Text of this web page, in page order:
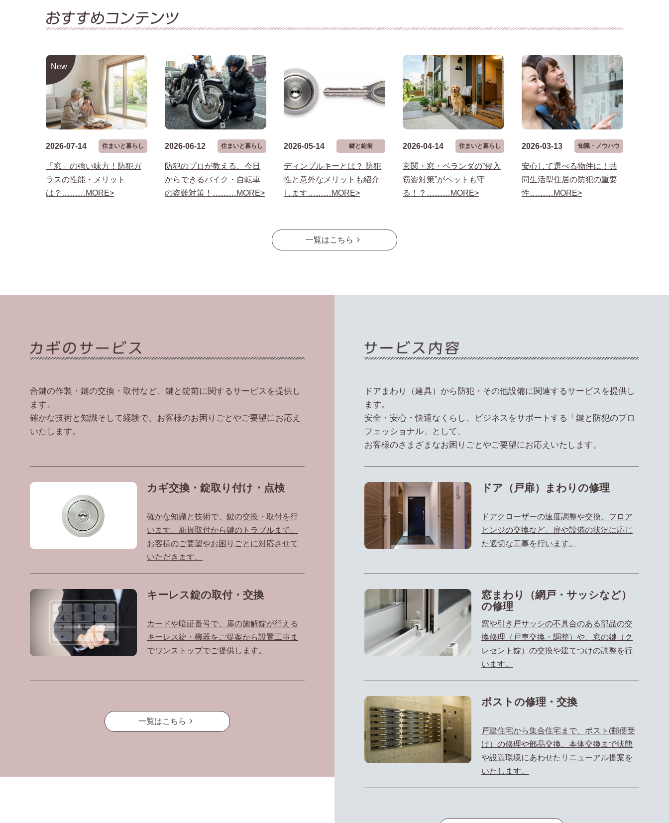
New
2026-07-14 住まいと暮らし
「窓」の強い味方！防犯ガ
ラスの性能・メリット
は？………MORE>
2026-06-12 住まいと暮らし
防犯のプロが教える、今日
からできるバイク・自転車
の盗難対策！………MORE>
2026-05-14 鍵と錠前
ディンプルキーとは？ 防犯
性と意外なメリットも紹介
します………MORE>
2026-04-14 住まいと暮らし
玄関・窓・ベランダの”侵入
窃盗対策”がペットも守
る！？………MORE>
2026-03-13 知識・ノウハウ
安心して選べる物件に！共
同生活型住居の防犯の重要
性………MORE>
一覧はこちら
合鍵の作製・鍵の交換・取付など、鍵と錠前に関するサービスを提供し
ます。
確かな技術と知識そして経験で、お客様のお困りごとやご要望にお応え
いたします。
カギ交換・錠取り付け・点検
確かな知識と技術で、鍵の交換・取付を行
います。新規取付から鍵のトラブルまで、
お客様のご要望やお困りごとに対応させて
いただきます。
キーレス錠の取付・交換
カードや暗証番号で、扉の施解錠が行える
キーレス錠・機器をご提案から設置工事ま
でワンストップでご提供します。
一覧はこちら
ドアまわり（建具）から防犯・その他設備に関連するサービスを提供し
ます。
安全・安心・快適なくらし、ビジネスをサポートする「鍵と防犯のプロ
フェッショナル」として、
お客様のさまざまなお困りごとやご要望にお応えいたします。
ドア（戸扉）まわりの修理
ドアクローザーの速度調整や交換、フロア
ヒンジの交換など、扉や設備の状況に応じ
た適切な工事を行います。
窓まわり（網戸・サッシなど）
の修理
窓や引き戸サッシの不具合のある部品の交
換修理（戸車交換・調整）や、窓の鍵（ク
レセント錠）の交換や建てつけの調整を行
います。
ポストの修理・交換
戸建住宅から集合住宅まで、ポスト(郵便受
け）の修理や部品交換、本体交換まで状態
や設置環境にあわせたリニューアル提案を
いたします。